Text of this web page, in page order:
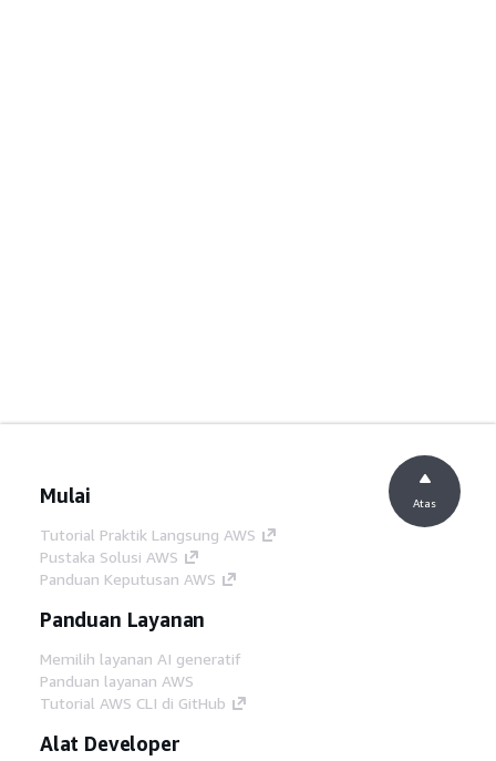
Mulai
Tutorial Praktik Langsung AWS
Pustaka Solusi AWS
Panduan Keputusan AWS
Panduan Layanan
Memilih layanan AI generatif
Panduan layanan AWS
Tutorial AWS CLI di GitHub
Alat Developer
Atas